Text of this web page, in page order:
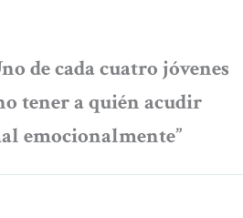
de cada cuatro jóvenes
tener a quién acudir
emocionalmente”